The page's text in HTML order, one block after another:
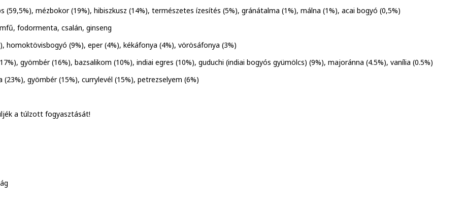
(59,5%), mézbokor (19%), hibiszkusz (14%), természetes ízesítés (5%), gránátalma (1%), málna (1%), acai bogyó (0,5%)
fodormenta, csalán, ginseng
homoktövisbogyó (9%), eper (4%), kékáfonya (4%), vörösáfonya (3%)
gyömbér (16%), bazsalikom (10%), indiai egres (10%), guduchi (indiai bogyós gyümölcs) (9%), majoránna (4.5%), vanília (0.5%)
(23%), gyömbér (15%), currylevél (15%), petrezselyem (6%)
a túlzott fogyasztását!